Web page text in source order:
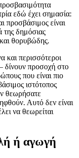
εδώ έχει σημασία:
προσβάσιμος είναι
της δημόσιας
θορυβώδης.
και περισσότεροι
δίνουν προσοχή στο
που είναι πιο
ιστότοπος
θεωρήσατε
Αυτό δεν είναι
να θεωρείται
ή αγωγή